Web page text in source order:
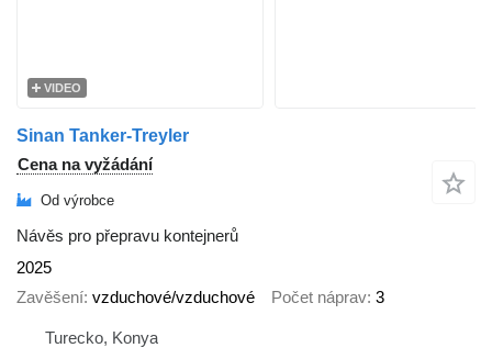
VIDEO
Sinan Tanker-Treyler
Cena na vyžádání
Od výrobce
Návěs pro přepravu kontejnerů
2025
Zavěšení vzduchové/vzduchové Počet náprav 3
Turecko, Konya